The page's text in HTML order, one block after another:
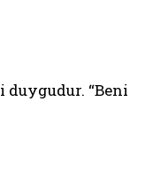
duygudur. “Beni